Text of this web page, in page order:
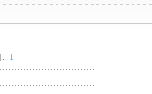
| ... 1